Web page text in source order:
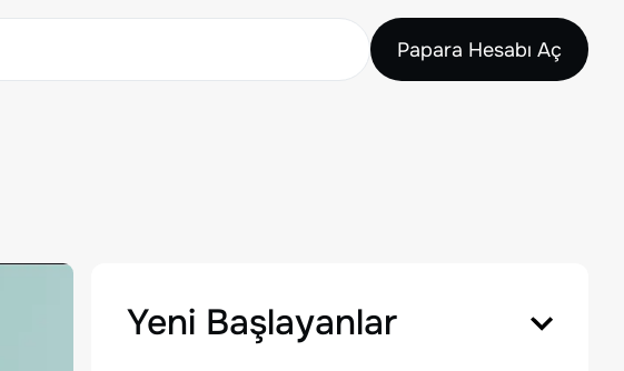
Papara Hesabı Aç
Yeni Başlayanlar